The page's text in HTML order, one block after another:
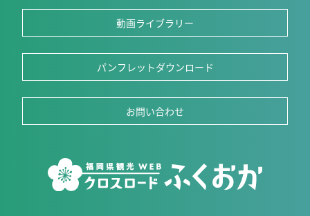
動画ライブラリー
パンフレットダウンロード
お問い合わせ